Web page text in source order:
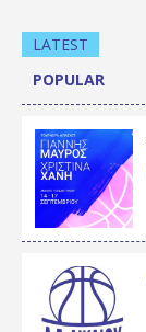
LATEST
POPULAR